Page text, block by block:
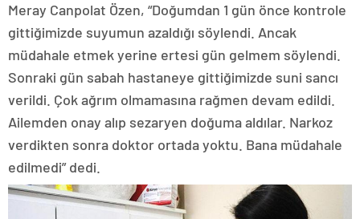
Meray Canpolat Özen, “Doğumdan 1 gün önce kontrole
gittiğimizde suyumun azaldığı söylendi. Ancak
müdahale etmek yerine ertesi gün gelmem söylendi.
Sonraki gün sabah hastaneye gittiğimizde suni sancı
verildi. Çok ağrım olmamasına rağmen devam edildi.
Ailemden onay alıp sezaryen doğuma aldılar. Narkoz
verdikten sonra doktor ortada yoktu. Bana müdahale
edilmedi” dedi.